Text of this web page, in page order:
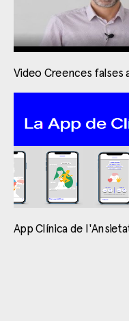
Video Creences falses
App Clínica de